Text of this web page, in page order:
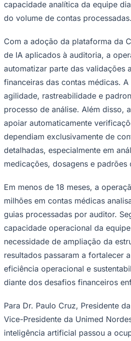
Com a adoção da plataforma da
automatizar parte das validações
financeiras das contas médicas. A
agilidade, rastreabilidade e
processo de análise. Além disso,
apoiar automaticamente
dependiam exclusivamente de
detalhadas, especialmente em
medicações, dosagens e padrões
Em menos de 18 meses, a
guias processadas por auditor.
capacidade operacional da
necessidade de ampliação da
resultados passaram a fortalecer a
eficiência operacional e
diante dos desafios financeiros
Para Dr. Paulo Cruz, Presidente
inteligência artificial passou a
estratégico na sustentabilidade
operadoras. "A inteligência